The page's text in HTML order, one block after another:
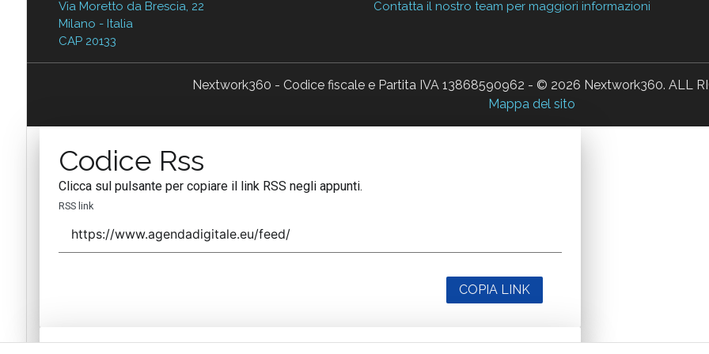
Via Moretto da Brescia, 22
Milano - Italia
CAP 20133
Contatta il nostro team per maggiori informazioni
Nextwork360 - Codice fiscale e Partita IVA 13868590962 - © 2026 Nextwork360. ALL
Mappa del sito
Codice Rss
Clicca sul pulsante per copiare il link RSS negli appunti.
RSS link
COPIA LINK